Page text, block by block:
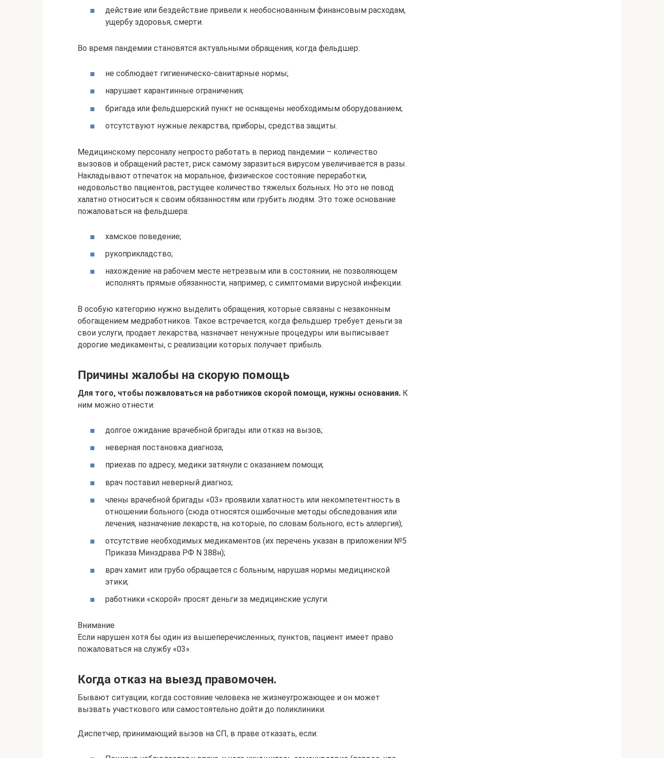
действие или бездействие привели к необоснованным финансовым расходам,
ущербу здоровья, смерти.
Во время пандемии становятся актуальными обращения, когда фельдшер:
не соблюдает гигиеническо-санитарные нормы;
нарушает карантинные ограничения;
бригада или фельдшерский пункт не оснащены необходимым оборудованием;
отсутствуют нужные лекарства, приборы, средства защиты.
Медицинскому персоналу непросто работать в период пандемии – количество
вызовов и обращений растет, риск самому заразиться вирусом увеличивается в разы.
Накладывают отпечаток на моральное, физическое состояние переработки,
недовольство пациентов, растущее количество тяжелых больных. Но это не повод
халатно относиться к своим обязанностям или грубить людям. Это тоже основание
пожаловаться на фельдшера:
хамское поведение;
рукоприкладство;
нахождение на рабочем месте нетрезвым или в состоянии, не позволяющем
исполнять прямые обязанности, например, с симптомами вирусной инфекции.
В особую категорию нужно выделить обращения, которые связаны с незаконным
обогащением медработников. Такое встречается, когда фельдшер требует деньги за
свои услуги, продает лекарства, назначает ненужные процедуры или выписывает
дорогие медикаменты, с реализации которых получает прибыль.
Причины жалобы на скорую помощь
Для того, чтобы пожаловаться на работников скорой помощи, нужны основания. К
ним можно отнести:
долгое ожидание врачебной бригады или отказ на вызов;
неверная постановка диагноза;
приехав по адресу, медики затянули с оказанием помощи;
врач поставил неверный диагноз;
члены врачебной бригады «03» проявили халатность или некомпетентность в
отношении больного (сюда относятся ошибочные методы обследования или
лечения, назначение лекарств, на которые, по словам больного, есть аллергия);
отсутствие необходимых медикаментов (их перечень указан в приложении №5
Приказа Минздрава РФ N 388н);
врач хамит или грубо обращается с больным, нарушая нормы медицинской
этики;
работники «скорой» просят деньги за медицинские услуги.
Внимание
Если нарушен хотя бы один из вышеперечисленных, пунктов, пациент имеет право
пожаловаться на службу «03».
Когда отказ на выезд правомочен.
Бывают ситуации, когда состояние человека не жизнеугрожающее и он может
вызвать участкового или самостоятельно дойти до поликлиники.
Диспетчер, принимающий вызов на СП, в праве отказать, если: